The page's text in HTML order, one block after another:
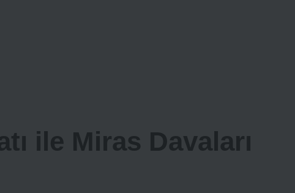
ile Miras Davaları